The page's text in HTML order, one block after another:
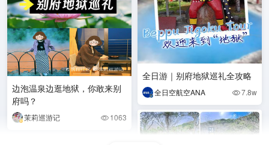
边泡温泉边逛地狱，你敢来别
府吗？
茉莉巡游记  1063
全日游｜别府地狱巡礼全攻略
全日空航空ANA 7.8w